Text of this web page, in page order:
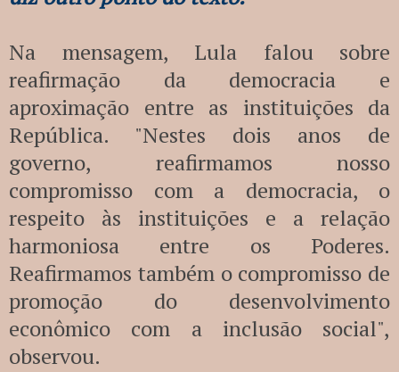
Na mensagem, Lula falou sobre
reafirmação da democracia e
aproximação entre as instituições da
República. "Nestes dois anos de
governo, reafirmamos nosso
compromisso com a democracia, o
respeito às instituições e a relação
harmoniosa entre os Poderes.
Reafirmamos também o compromisso de
promoção do desenvolvimento
econômico com a inclusão social",
observou.